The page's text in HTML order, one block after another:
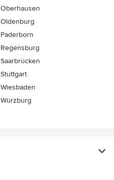
Oberhausen
Oldenburg
Paderborn
Regensburg
Saarbrücken
Stuttgart
Wiesbaden
Würzburg